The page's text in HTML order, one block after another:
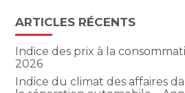
ARTICLES RÉCENTS
Indice des prix à la
2026
Indice du climat des affaires